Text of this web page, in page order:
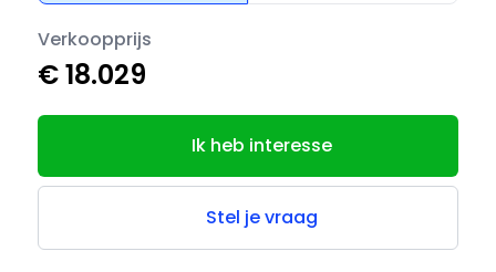
Verkoopprijs
€ 18.029
Ik heb interesse
Stel je vraag